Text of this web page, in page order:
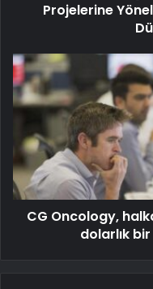
Projelerine
CG Oncology,
dolarlık